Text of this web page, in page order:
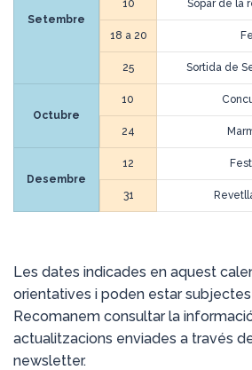
Setembre
10 Sopar de la
18 a 20
25 Sortida de
Octubre
10
24
Desembre
12
31
Les dates indicades en aquest
orientatives i poden estar subjectes
Recomanem consultar la
actualitzacions enviades a través
newsletter.